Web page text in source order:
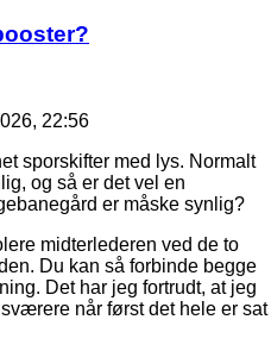
22:56
sporskifter med lys. Normalt
og så er det vel en
er måske synlig?
midterlederen ved de to
Du kan så forbinde begge
Det har jeg fortrudt, at jeg
når først det hele er sat